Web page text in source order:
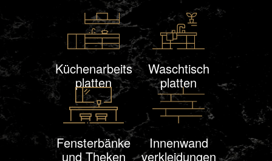
Küchenarbeits
platten
Waschtisch
platten
Fensterbänke
und Theken
Innenwand
verkleidungen